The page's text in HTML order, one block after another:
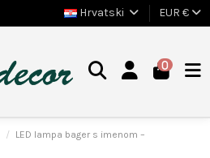
Hrvatski EUR €
0
LED lampa bager s imenom –